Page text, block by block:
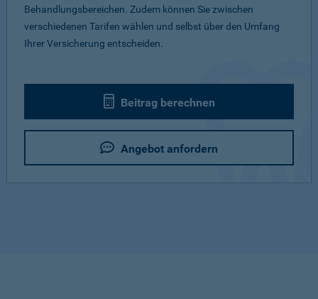
Behandlungsbereichen. Zudem können Sie zwischen
verschiedenen Tarifen wählen und selbst über den Umfang
Ihrer Versicherung entscheiden.
Beitrag berechnen
Angebot anfordern